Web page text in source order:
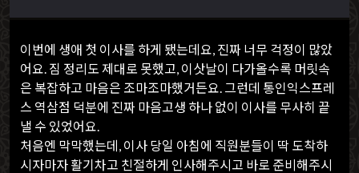
이번에 생애 첫 이사를 하게 됐는데요, 진짜 너무 걱정이 많았
어요. 짐 정리도 제대로 못했고, 이삿날이 다가올수록 머릿속
은 복잡하고 마음은 조마조마했거든요. 그런데 통인익스프레
스 역삼점 덕분에 진짜 마음고생 하나 없이 이사를 무사히 끝
낼 수 있었어요.
처음엔 막막했는데, 이사 당일 아침에 직원분들이 딱 도착하
시자마자 활기차고 친절하게 인사해주시고 바로 준비해주시